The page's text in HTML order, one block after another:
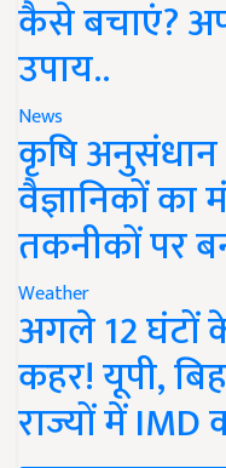
कैसे बचाएं?
उपाय..
News
कृषि अनुसंधान
वैज्ञानिकों
तकनीकों पर
Weather
अगले 12 घंटों
कहर! यूपी,
राज्यों में